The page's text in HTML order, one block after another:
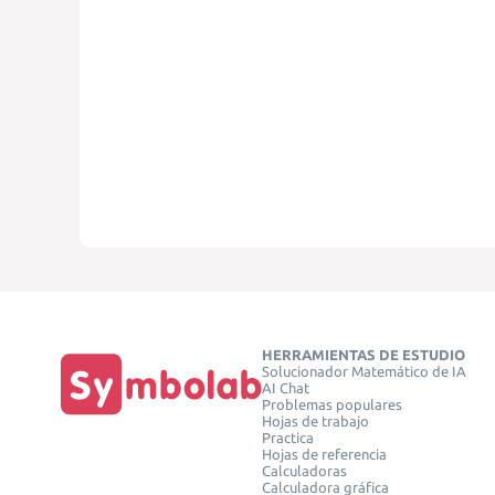
HERRAMIENTAS DE ESTUDIO
Solucionador Matemático de IA
AI Chat
Problemas populares
Hojas de trabajo
Practica
Hojas de referencia
Calculadoras
Calculadora gráfica